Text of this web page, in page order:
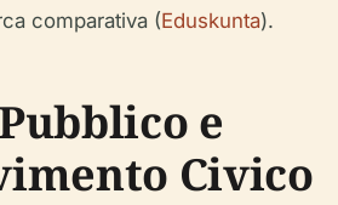
comparativa (Eduskunta).
e
Civico